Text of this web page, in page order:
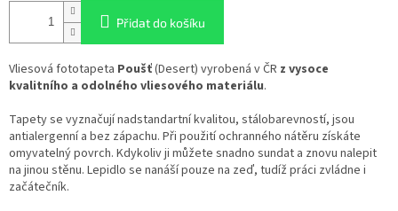
Přidat do košíku
Vliesová fototapeta Poušť(Desert) vyrobená v ČR z vysoce
kvalitního a odolného vliesového materiálu.
Tapety se vyznačují nadstandartní kvalitou, stálobarevností, jsou
antialergenní a bez zápachu. Při použití ochranného nátěru získáte
omyvatelný povrch. Kdykoliv ji můžete snadno sundat a znovu nalepit
na jinou stěnu. Lepidlo se nanáší pouze na zeď, tudíž práci zvládne i
začátečník.